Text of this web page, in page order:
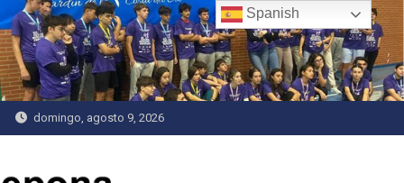
Saltar
al
contenido
domingo, agosto 9, 2026
Spanish